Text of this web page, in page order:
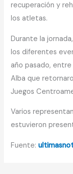
recuperación y
los atletas.
Durante la
los diferentes
año pasado,
Alba que
Juegos
Varios
estuvieron
Fuente: